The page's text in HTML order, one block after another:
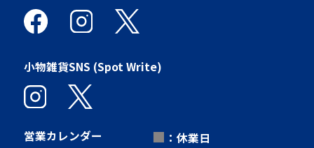
小物雑貨SNS (Spot Write)
営業カレンダー ■ ：休業日